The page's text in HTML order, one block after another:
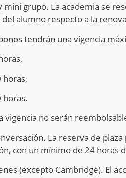
mini grupo. La academia se
alumno respecto a la
tendrán una vigencia
horas,
horas.
vigencia no serán
La reserva de
con un mínimo de 24 horas
(excepto Cambridge). El